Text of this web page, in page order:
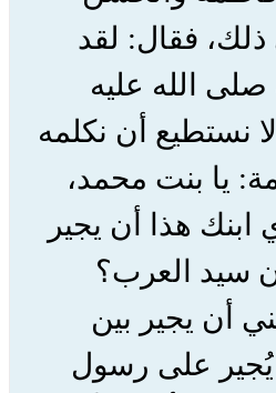
فقال: لقد
الله عليه
نستطيع أن نكلمه
يا بنت محمد،
هذا أن يجير
سيد العرب؟
أن يجير بين
يُجير على رسول